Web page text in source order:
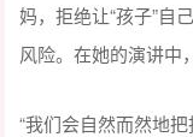
妈，拒绝让“孩子”自
风险。在她的演讲中
“我们会自然而然地